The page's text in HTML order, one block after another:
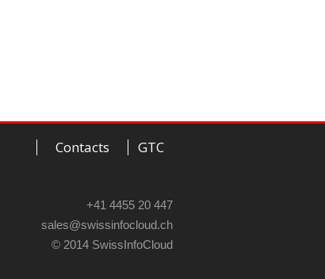
Contacts GTC
+41 4455 20 447
sales@swissinfocloud.ch
© 2014 SwissInfoCloud